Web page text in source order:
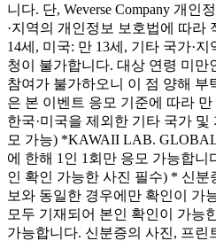
니다. 단, Weverse Company 개인
·지역의 개인정보 보호법에 따라
14세, 미국: 만 13세, 기타 국가·
청이 불가합니다. 대상 연령 미만
참여가 불가하오니 이 점 양해 부
은 본 이벤트 응모 기준에 따라
한국·미국을 제외한 기타 국가
모 가능) *KAWAII LAB.
에 한해 1인 1회만 응모 가능합
인 확인 가능한 사진 필수) * 신분
보와 동일한 경우에만 확인이 가
모두 기재되어 본인 확인이 가능
가능합니다. 신분증의 사진, 프린